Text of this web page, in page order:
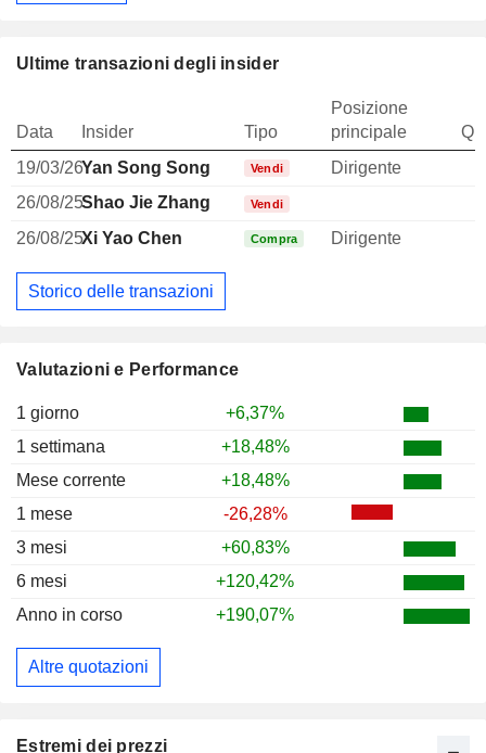
Valutazioni e Performance
1 giorno
+6,37%
1 settimana
+18,48%
Mese corrente
+18,48%
1 mese
-26,28%
3 mesi
+60,83%
6 mesi
+120,42%
Anno in corso
+190,07%
Altre quotazioni
Estremi dei prezzi
Ultime transazioni degli insider
Data Insider Tipo
Posizione
principale
19/03/26Yan Song Song Vendi
Dirigente
26/08/25Shao Jie Zhang Vendi
26/08/25Xi Yao Chen Compra Dirigente
Storico delle transazioni